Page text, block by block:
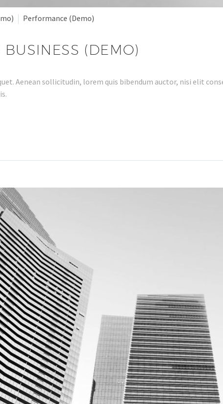
Performance (Demo)
(DEMO)
Aenean sollicitudin, lorem quis bibendum auctor, nisi elit